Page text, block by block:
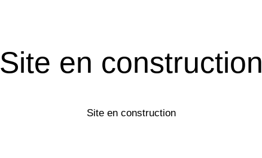
Site en construction
Site en construction